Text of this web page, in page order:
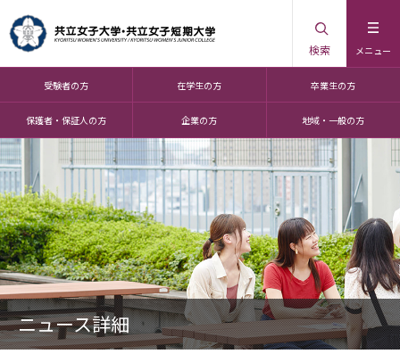
メニュー
検索
受験者の方 在学生の方 卒業生の方
保護者・保証人の方 企業の方 地域・一般の方
ニュース詳細